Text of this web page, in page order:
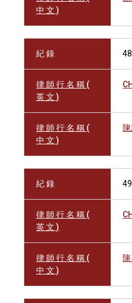
中 文 )
紀 錄 48
律 師 行 名 稱 (
英 文 )
律 師 行 名 稱 (
中 文 )
紀 錄 49
律 師 行 名 稱 (
英 文 )
律 師 行 名 稱 (
中 文 )